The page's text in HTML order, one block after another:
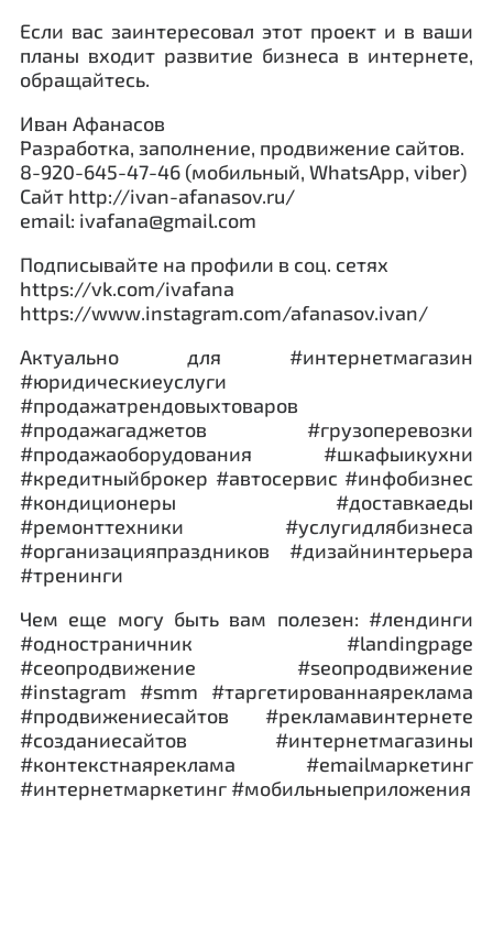
Если вас заинтересовал этот проект и в ваши
планы входит развитие бизнеса в интернете,
обращайтесь.
Иван Афанасов
Разработка, заполнение, продвижение сайтов.
8-920-645-47-46 (мобильный, WhatsApp, viber)
Сайт http://ivan-afanasov.ru/
email: ivafana@gmail.com
Подписывайте на профили в соц. сетях
https://vk.com/ivafana
https://www.instagram.com/afanasov.ivan/
Актуально для #интернетмагазин
#юридическиеуслуги
#продажатрендовыхтоваров
#продажагаджетов #грузоперевозки
#продажаоборудования #шкафыикухни
#кредитныйброкер #автосервис #инфобизнес
#кондиционеры #доставкаеды
#ремонттехники #услугидлябизнеса
#организацияпраздников #дизайнинтерьера
#тренинги
Чем еще могу быть вам полезен: #лендинги
#одностраничник #landingpage
#сеопродвижение #seoпродвижение
#instagram #smm #таргетированнаяреклама
#продвижениесайтов #рекламавинтернете
#созданиесайтов #интернетмагазины
#контекстнаяреклама #emailмаркетинг
#интернетмаркетинг #мобильныеприложения